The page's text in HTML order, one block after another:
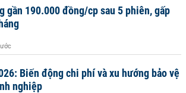
gần 190.000 đồng/cp sau 5 phiên, gấp
Biến động chi phí và xu hướng bảo vệ
nghiệp